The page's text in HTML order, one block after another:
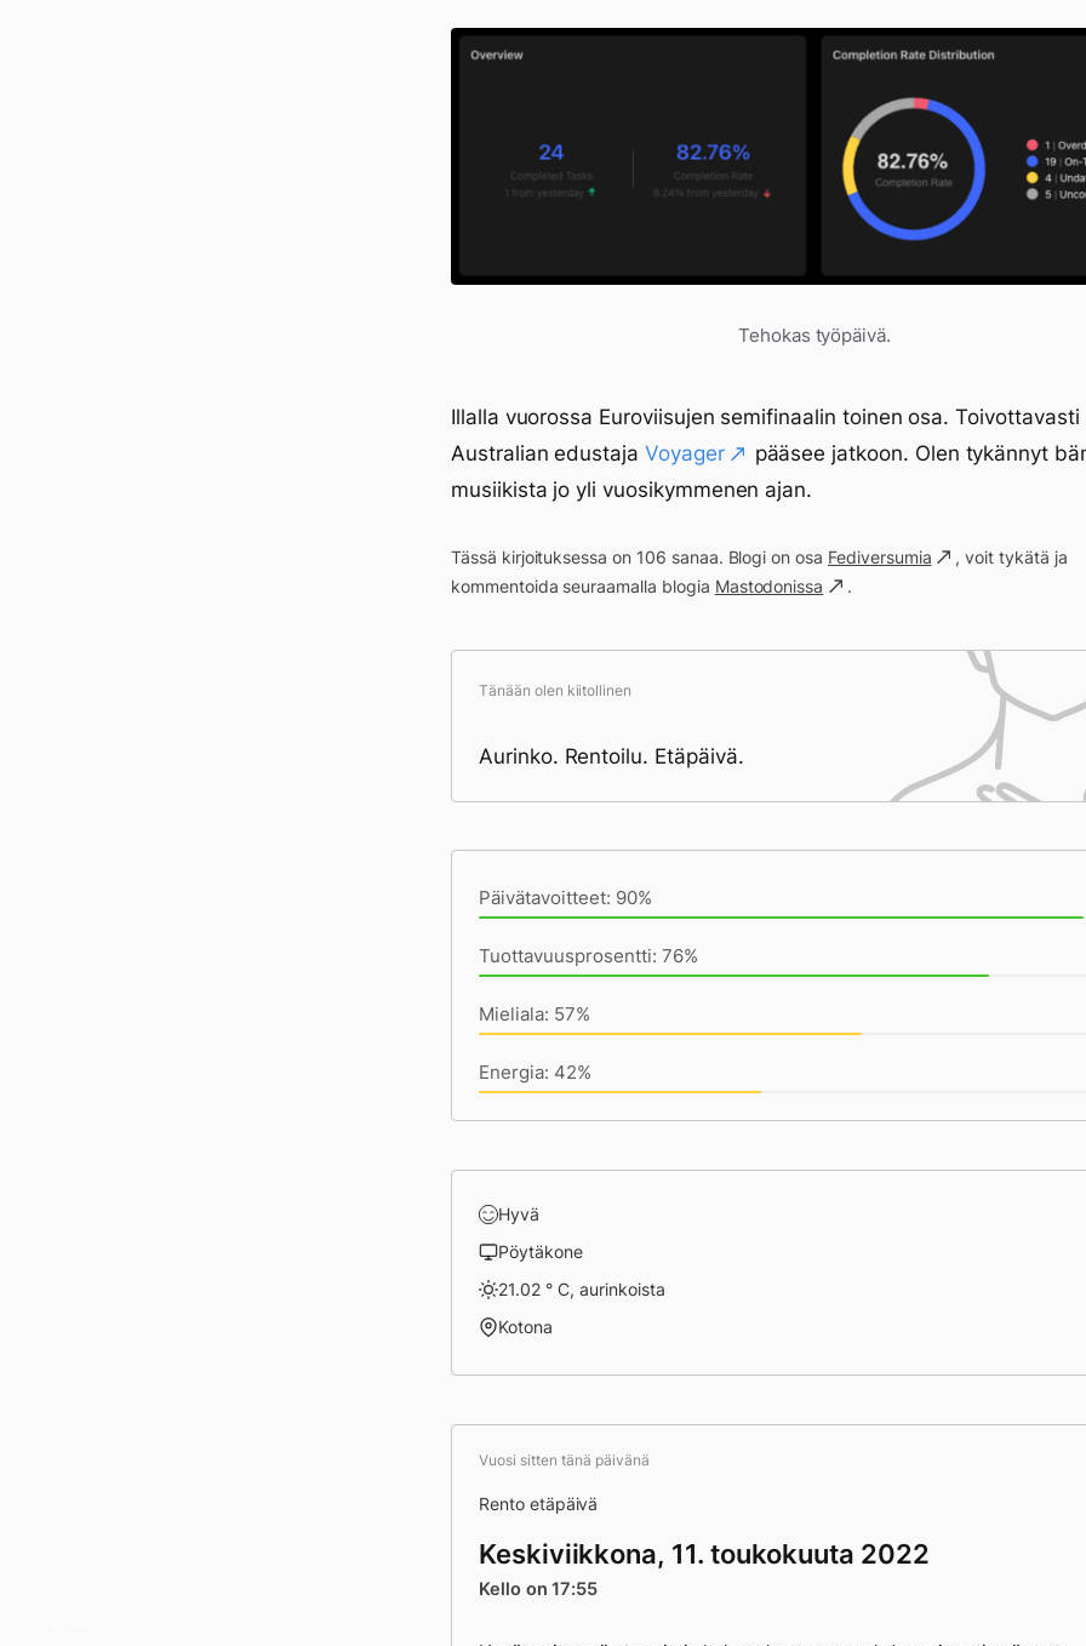
Tehokas työpäivä.
Illalla vuorossa Euroviisujen semifinaalin toinen osa. Toivottavasti
Australian edustaja Voyager
pääsee jatkoon. Olen tykännyt
musiikista jo yli vuosikymmenen ajan.
Tässä kirjoituksessa on 106 sanaa. Blogi on osa Fediversumia
, voit tykätä ja
kommentoida seuraamalla blogia Mastodonissa .
Tänään olen kiitollinen
Aurinko. Rentoilu. Etäpäivä.
Päivätavoitteet: 90%
Tuottavuusprosentti: 76%
Mieliala: 57%
Energia: 42%
Hyvä
Pöytäkone
21.02 ° C, aurinkoista
Kotona
Vuosi sitten tänä päivänä
Rento etäpäivä
Keskiviikkona, 11. toukokuuta 2022
Kello on 17:55